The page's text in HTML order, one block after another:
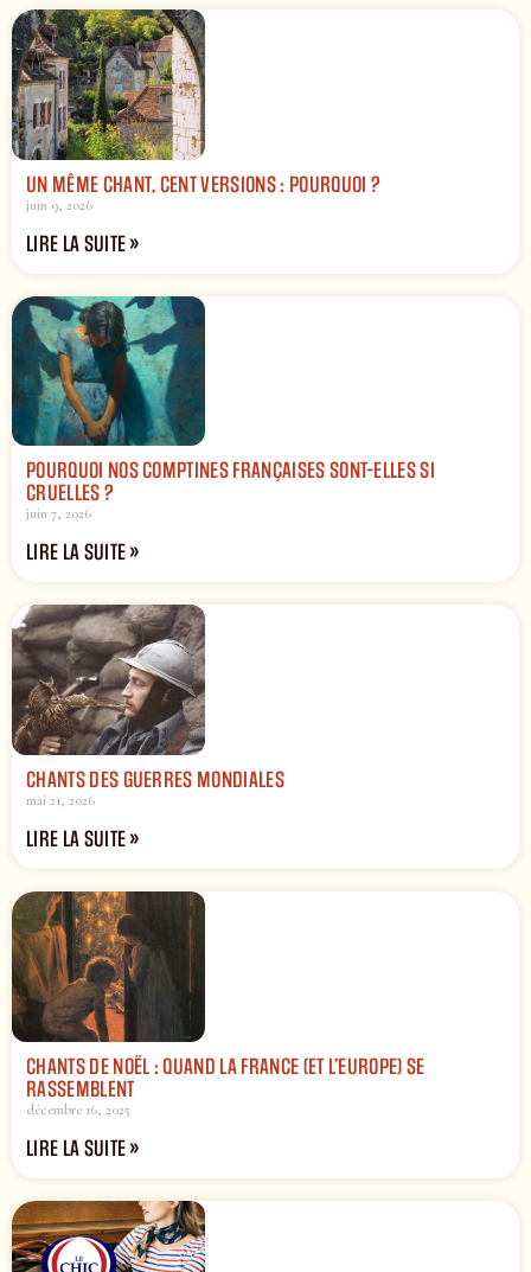
UN MÊME CHANT, CENT VERSIONS : POURQUOI ?
juin 9, 2026
LIRE LA SUITE »
POURQUOI NOS COMPTINES FRANÇAISES SONT-ELLES SI
CRUELLES ?
juin 7, 2026
LIRE LA SUITE »
CHANTS DES GUERRES MONDIALES
mai 21, 2026
LIRE LA SUITE »
CHANTS DE NOËL : QUAND LA FRANCE (ET L’EUROPE) SE
RASSEMBLENT
décembre 16, 2025
LIRE LA SUITE »